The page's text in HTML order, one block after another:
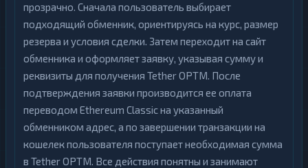
прозрачно. Сначала пользователь выбирает
подходящий обменник, ориентируясь на курс, размер
резерва и условия сделки. Затем переходит на сайт
обменника и оформляет заявку, указывая сумму и
реквизиты для получения Tether OPTM. После
подтверждения заявки производится ее оплата
переводом Ethereum Classic на указанный
обменником адрес, а по завершении транзакции на
кошелек пользователя поступает необходимая сумма
в Tether OPTM. Все действия понятны и занимают